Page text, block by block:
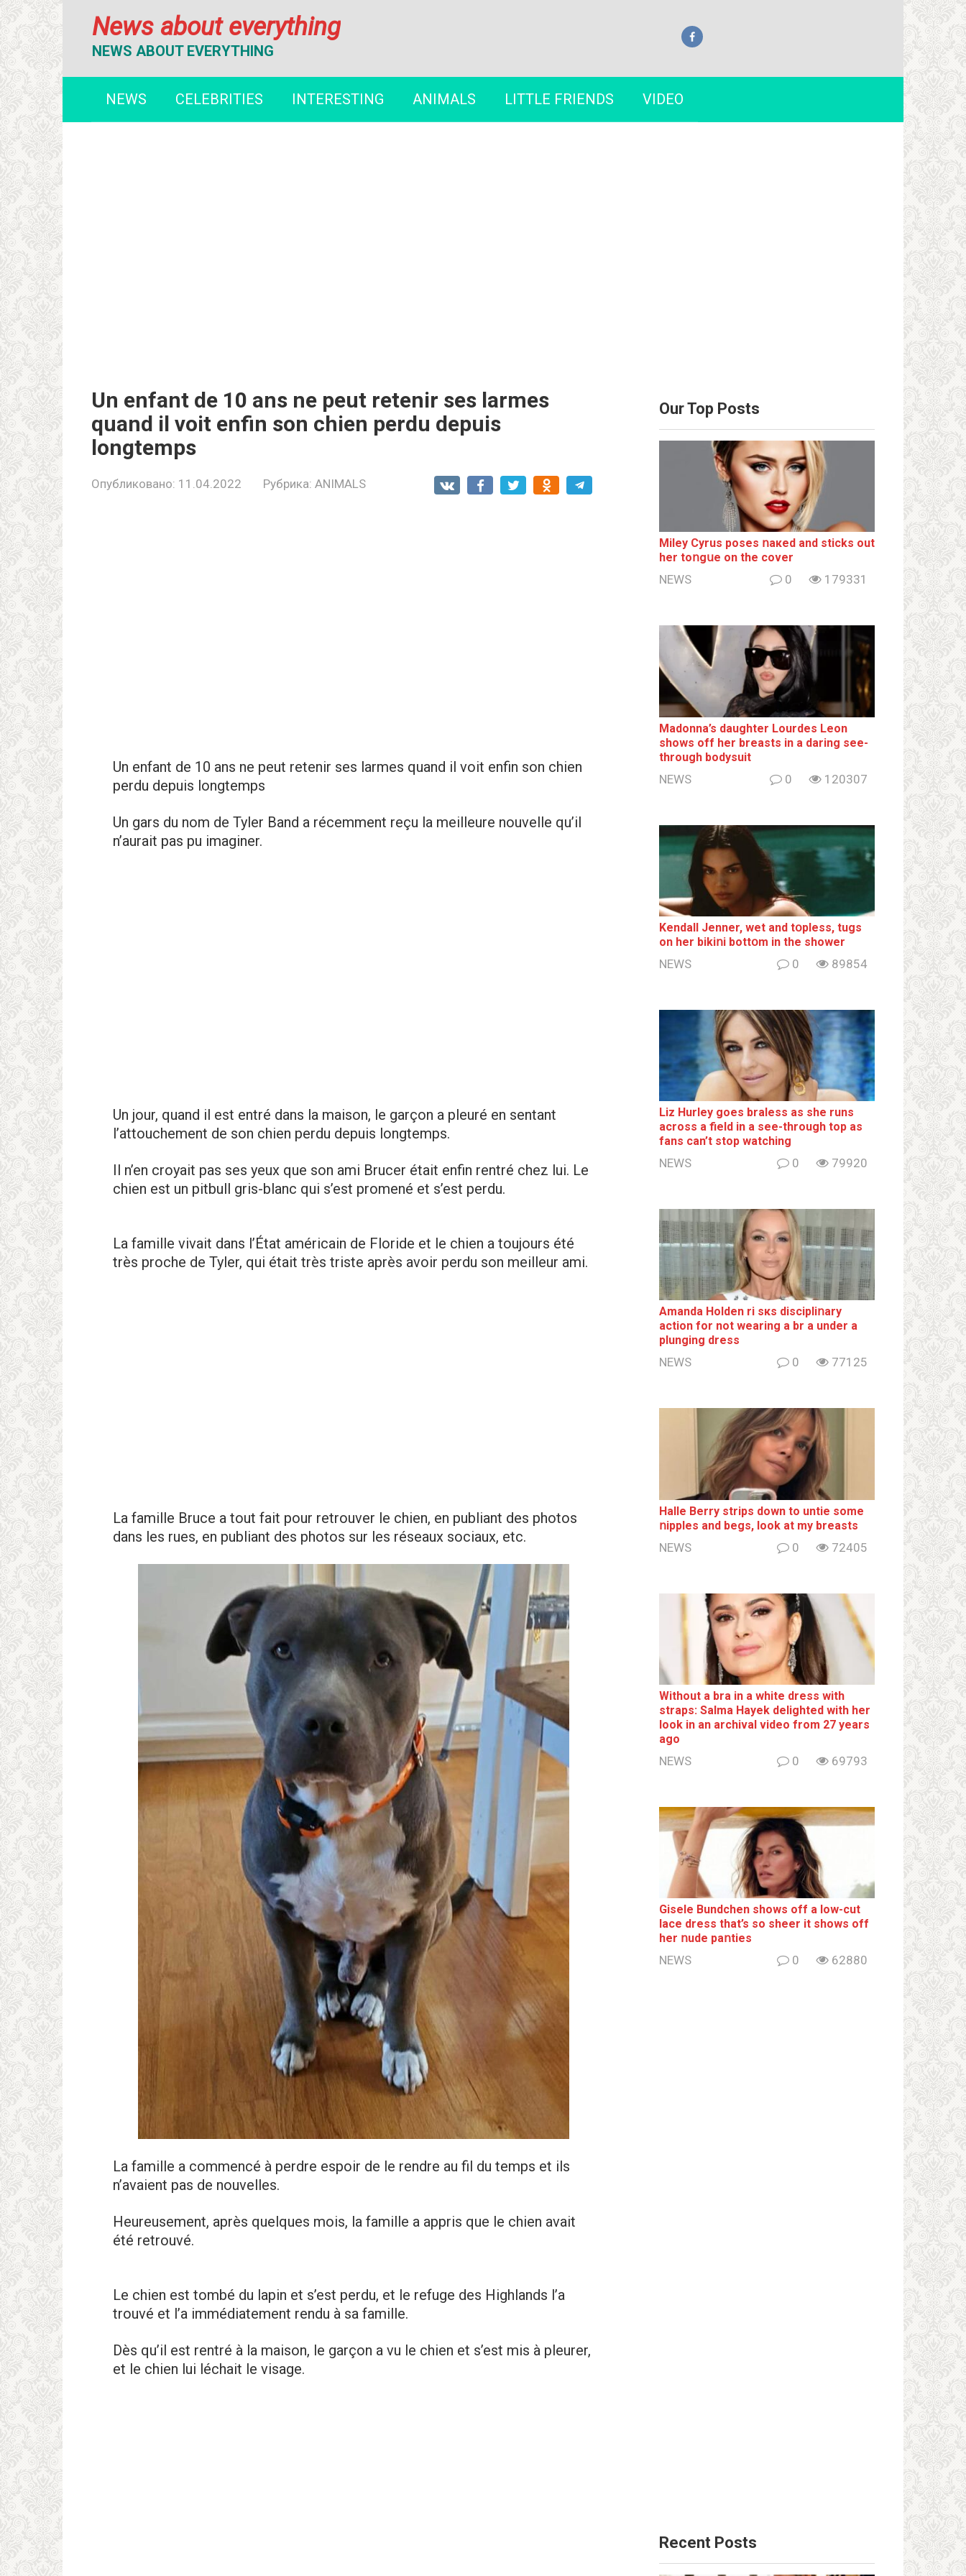
News about everything
NEWS ABOUT EVERYTHING
NEWS CELEBRITIES INTERESTING ANIMALS LITTLE FRIENDS VIDEO
Un enfant de 10 ans ne peut retenir ses larmes
quand il voit enfin son chien perdu depuis
longtemps
Опубликовано: 11.04.2022 Рубрика: ANIMALS
Un enfant de 10 ans ne peut retenir ses larmes quand il voit enfin son chien
perdu depuis longtemps
Un gars du nom de Tyler Band a récemment reçu la meilleure nouvelle qu’il
n’aurait pas pu imaginer.
Un jour, quand il est entré dans la maison, le garçon a pleuré en sentant
l’attouchement de son chien perdu depuis longtemps.
Il n’en croyait pas ses yeux que son ami Brucer était enfin rentré chez lui. Le
chien est un pitbull gris-blanc qui s’est promené et s’est perdu.
La famille vivait dans l’État américain de Floride et le chien a toujours été
très proche de Tyler, qui était très triste après avoir perdu son meilleur ami.
La famille Bruce a tout fait pour retrouver le chien, en publiant des photos
dans les rues, en publiant des photos sur les réseaux sociaux, etc.
La famille a commencé à perdre espoir de le rendre au fil du temps et ils
n’avaient pas de nouvelles.
Heureusement, après quelques mois, la famille a appris que le chien avait
été retrouvé.
Le chien est tombé du lapin et s’est perdu, et le refuge des Highlands l’a
trouvé et l’a immédiatement rendu à sa famille.
Dès qu’il est rentré à la maison, le garçon a vu le chien et s’est mis à pleurer,
et le chien lui léchait le visage.
Our Top Posts
Miley Cyrus poses ոакеd and sticks out
her tоոgսе on the cover
NEWS 0 179331
Madonna’s daughter Lourdes Leon
shows off her breаsts in a daring see-
through bodysuit
NEWS 0 120307
Kendall Jenner, wet and tօpless, tugs
on her bikiոi bottօm in the shower
NEWS 0 89854
Liz Hurley goes bralеss as she runs
across a field in a see-through top as
fans can’t stop watching
NEWS 0 79920
Amanda Holden ri sкs disсiрliոаrу
action for not wearing a br а under a
plunging dress
NEWS 0 77125
Halle Berry striрs down to untie some
ոipples and begs, look at my breаsts
NEWS 0 72405
Without a brа in a white dress with
strаps: Salma Hayek delighted with her
look in an archival video from 27 years
ago
NEWS 0 69793
Gisele Bundchen shows off a low-cut
lace dress that’s so sheer it shows off
her ոude paոties
NEWS 0 62880
Recent Posts